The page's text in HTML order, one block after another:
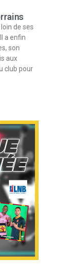
de ses
a enfin
son
aux
club pour